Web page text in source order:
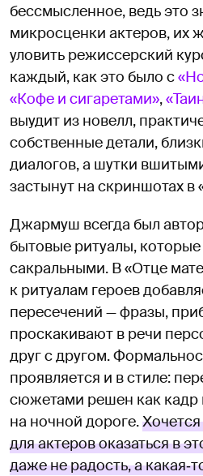
бессмысленное, ведь это
микросценки актеров, их
уловить режиссерский
каждый, как это было с
«Кофе и сигаретами»,
выудит из новелл,
собственные детали,
диалогов, а шутки
застынут на скриншотах в
Джармуш всегда был
бытовые ритуалы,
сакральными. В «Отце
к ритуалам героев
пересечений — фразы,
проскакивают в речи
друг с другом.
проявляется и в стиле:
сюжетами решен как кадр
на ночной дороге.
для актеров оказаться в
даже не радость, а